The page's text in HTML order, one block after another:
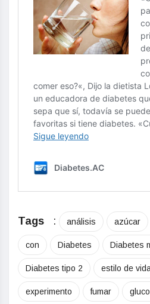
Tags : análisis azúcar
con Diabetes Diabetes
Diabetes tipo 2 estilo de
experimento fumar